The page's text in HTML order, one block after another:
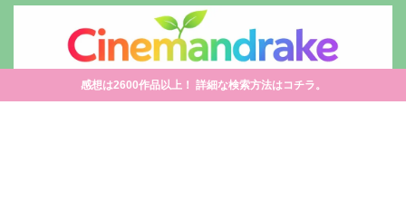
感想は2600作品以上！ 詳細な検索方法はコチラ。